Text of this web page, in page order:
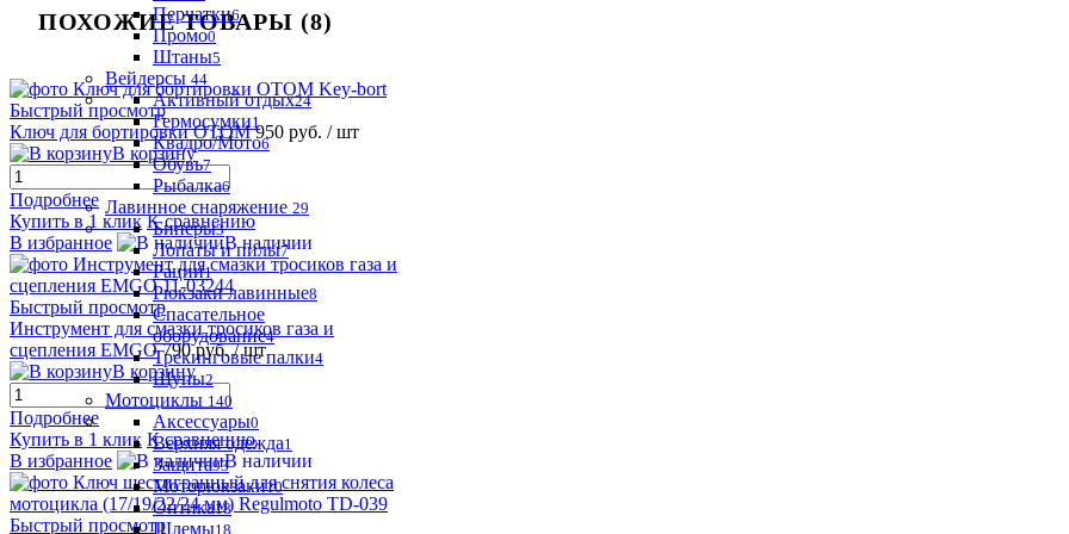
Перчатки6
Промо0
Штаны5
Вейдерсы 44
Активный отдых24
Гермосумки1
Квадро/Мото6
Обувь7
Рыбалка6
Лавинное снаряжение 29
Биперы3
Лопаты и пилы7
Рации1
Рюкзаки лавинные8
Спасательное
оборудование4
Трекинговые палки4
Щупы2
Мотоциклы 140
Аксессуары0
Верхняя одежда1
Защита93
Моторюкзаки10
Оптика18
Шлемы18
ПОХОЖИЕ ТОВАРЫ (8)
Быстрый просмотр
Ключ для бортировки OTOM 950 руб. / шт
В корзину
Подробнее
Купить в 1 клик К сравнению
В избранное
В наличии
Быстрый просмотр
Инструмент для смазки тросиков газа и
сцепления EMGO 790 руб./ шт
В корзину
Подробнее
Купить в 1 клик К сравнению
В избранное
В наличии
Быстрый просмотр